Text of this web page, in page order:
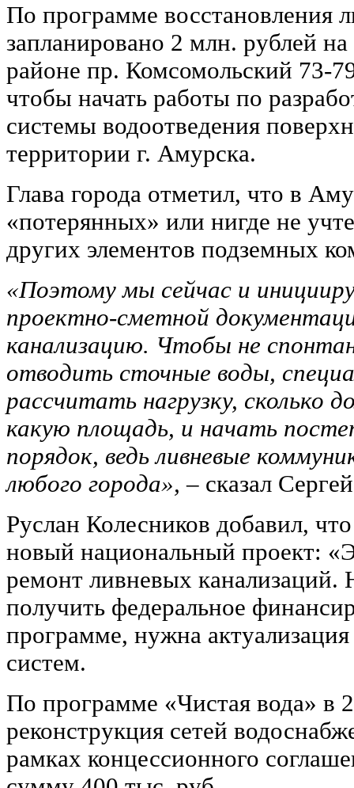
По программе восстановления
запланировано 2 млн. рублей
районе пр. Комсомольский 73-
чтобы начать работы по
системы водоотведения
территории г. Амурска.
Глава города отметил, что в
«потерянных» или нигде не
других элементов подземных
«Поэтому мы сейчас и
проектно-сметной
канализацию. Чтобы не
отводить сточные воды,
рассчитать нагрузку, сколько
какую площадь, и начать
порядок, ведь ливневые
любого города», – сказал
Руслан Колесников добавил,
новый национальный проект:
ремонт ливневых канализаций.
получить федеральное
программе, нужна
систем.
По программе «Чистая вода» в
реконструкция сетей
рамках концессионного